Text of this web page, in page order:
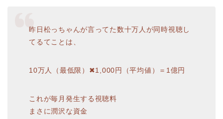
昨日松っちゃんが言ってた数十万人が同時視聴し
てるてことは、
10万人（最低限）✖1,000円（平均値）＝1億円
これが毎月発生する視聴料
まさに潤沢な資金